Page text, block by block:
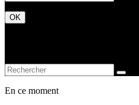
En ce moment